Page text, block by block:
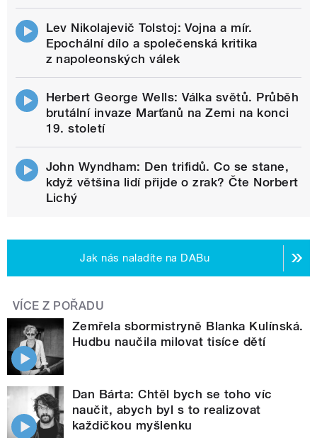
Lev Nikolajevič Tolstoj: Vojna a mír.
Epochální dílo a společenská kritika
z napoleonských válek
Herbert George Wells: Válka světů. Průběh
brutální invaze Marťanů na Zemi na konci
19. století
John Wyndham: Den trifidů. Co se stane,
když většina lidí přijde o zrak? Čte Norbert
Lichý
Jak nás naladíte na DABu
VÍCE Z POŘADU
Zemřela sbormistryně Blanka Kulínská.
Hudbu naučila milovat tisíce dětí
Dan Bárta: Chtěl bych se toho víc
naučit, abych byl s to realizovat
každičkou myšlenku